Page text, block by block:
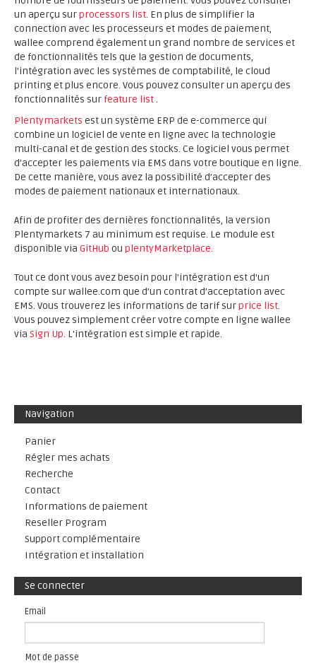
un aperçu surprocessors list. En plus de simplifier la
connection avec les processeurs et modes de paiement,
wallee comprend également un grand nombre de services et
de fonctionnalités tels que la gestion de documents,
l'intégration avec les systèmes de comptabilité, le cloud
printing et plus encore. Vous pouvez consulter un aperçu des
fonctionnalités sur feature list.
Plentymarkets est un système ERP de e-commerce qui
combine un logiciel de vente en ligne avec la technologie
multi-canal et de gestion des stocks. Ce logiciel vous permet
d’accepter les paiements via EMS dans votre boutique en ligne.
De cette manière, vous avez la possibilité d’accepter des
modes de paiement nationaux et internationaux.
Afin de profiter des dernières fonctionnalités, la version
Plentymarkets 7 au minimum est requise. Le module est
disponible via GitHub ou plentyMarketplace.
Tout ce dont vous avez besoin pour l'intégration est d'un
compte sur wallee.com que d’un contrat d’acceptation avec
EMS. Vous trouverez les informations de tarif surprice list.
Vous pouvez simplement créer votre compte en ligne wallee
via Sign Up. L'intégration est simple et rapide.
Navigation
Panier
Régler mes achats
Recherche
Contact
Informations de paiement
Reseller Program
Support complémentaire
Intégration et installation
Se connecter
Email
Mot de passe